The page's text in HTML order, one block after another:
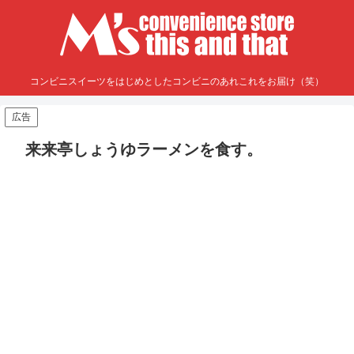
コンビニスイーツをはじめとしたコンビニのあれこれをお届け（笑）
広告
来来亭しょうゆラーメンを食す。